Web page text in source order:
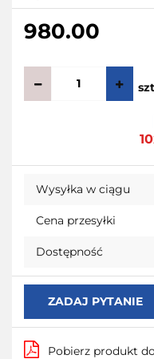
980.00
Wysyłka w ciągu
Cena przesyłki
Dostępność
ZADAJ PYTANIE
Pobierz produkt